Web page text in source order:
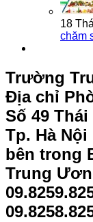
18
chăm
Trường
Địa chỉ
Số 49
Tp. Hà
bên trong
Trung